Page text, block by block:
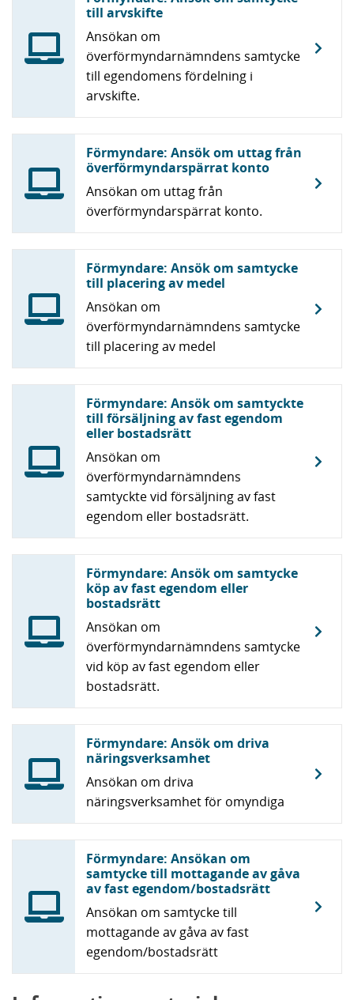
till arvskifte
Ansökan om
överförmyndarnämndens samtycke
till egendomens fördelning i
arvskifte.
Förmyndare: Ansök om uttag från
överförmyndarspärrat konto
Ansökan om uttag från
överförmyndarspärrat konto.
Förmyndare: Ansök om samtycke
till placering av medel
Ansökan om
överförmyndarnämndens samtycke
till placering av medel
Förmyndare: Ansök om samtyckte
till försäljning av fast egendom
eller bostadsrätt
Ansökan om
överförmyndarnämndens
samtyckte vid försäljning av fast
egendom eller bostadsrätt.
Förmyndare: Ansök om samtycke
köp av fast egendom eller
bostadsrätt
Ansökan om
överförmyndarnämndens samtycke
vid köp av fast egendom eller
bostadsrätt.
Förmyndare: Ansök om driva
näringsverksamhet
Ansökan om driva
näringsverksamhet för omyndiga
Förmyndare: Ansökan om
samtycke till mottagande av gåva
av fast egendom/bostadsrätt
Ansökan om samtycke till
mottagande av gåva av fast
egendom/bostadsrätt